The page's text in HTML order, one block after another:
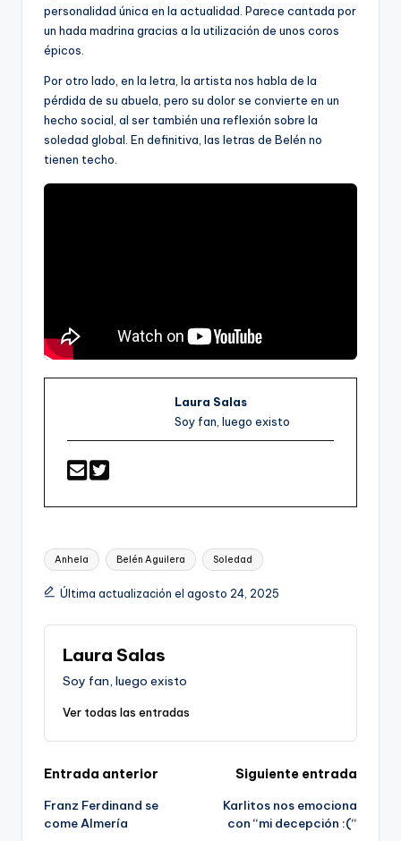
personalidad única en la actualidad. Parece cantada por
un hada madrina gracias a la utilización de unos coros
épicos.
Por otro lado, en la letra, la artista nos habla de la
pérdida de su abuela, pero su dolor se convierte en un
hecho social, al ser también una reflexión sobre la
soledad global. En definitiva, las letras de Belén no
tienen techo.
Laura Salas
Soy fan, luego existo
Etiquetas:
Anhela Belén Aguilera Soledad
Última actualización el agosto 24, 2025
Laura Salas
Soy fan, luego existo
Ver todas las entradas
Navegación
de
Entrada anterior
Franz Ferdinand se
come Almería
Siguiente entrada
Karlitos nos emociona
con “mi decepción :(“